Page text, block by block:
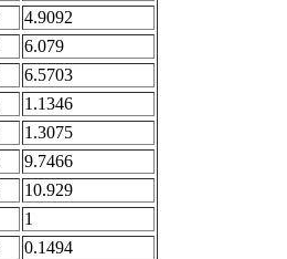
4.9092
6.079
6.5703
1.1346
1.3075
9.7466
10.929
1
0.1494